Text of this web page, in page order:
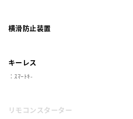
横滑防止装置
キーレス
：ｽﾏｰﾄｷ-
リモコンスターター